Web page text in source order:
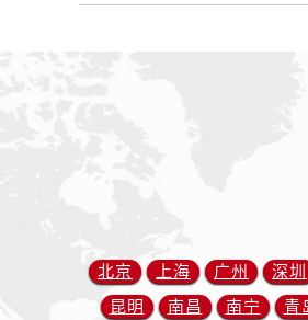
内蒙古自治
内蒙古自治
内蒙古自治
内蒙古自治
内蒙古自治
北京 上海 广州 深圳
昆明
南昌 南宁 青